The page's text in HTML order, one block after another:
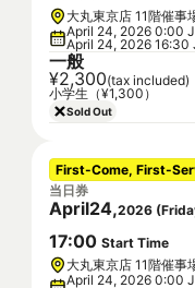
大丸東京店 11階催事
April 24, 2026 0:00
April 24, 2026 16:30
一般
¥2,300(tax included)
小学生（¥1,300）
Sold Out
First-Come, First-
当日券
April24,2026 (
17:00 Start Time
大丸東京店 11階催事
April 24, 2026 0:00